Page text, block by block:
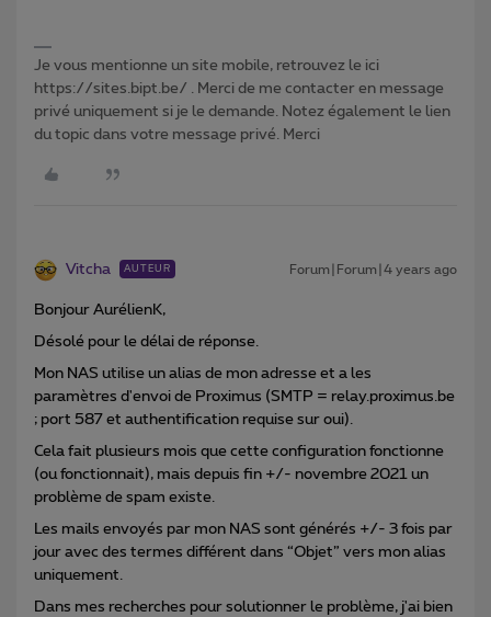
Je vous mentionne un site mobile, retrouvez le ici
https://sites.bipt.be/ . Merci de me contacter en message
privé uniquement si je le demande. Notez également le lien
du topic dans votre message privé. Merci
Vitcha AUTEUR Forum|Forum|4 years ago
Bonjour AurélienK,
Désolé pour le délai de réponse.
Mon NAS utilise un alias de mon adresse et a les
paramètres d'envoi de Proximus (SMTP = relay.proximus.be
; port 587 et authentification requise sur oui).
Cela fait plusieurs mois que cette configuration fonctionne
(ou fonctionnait), mais depuis fin +/- novembre 2021 un
problème de spam existe.
Les mails envoyés par mon NAS sont générés +/- 3 fois par
jour avec des termes différent dans “Objet” vers mon alias
uniquement.
Dans mes recherches pour solutionner le problème, j'ai bien